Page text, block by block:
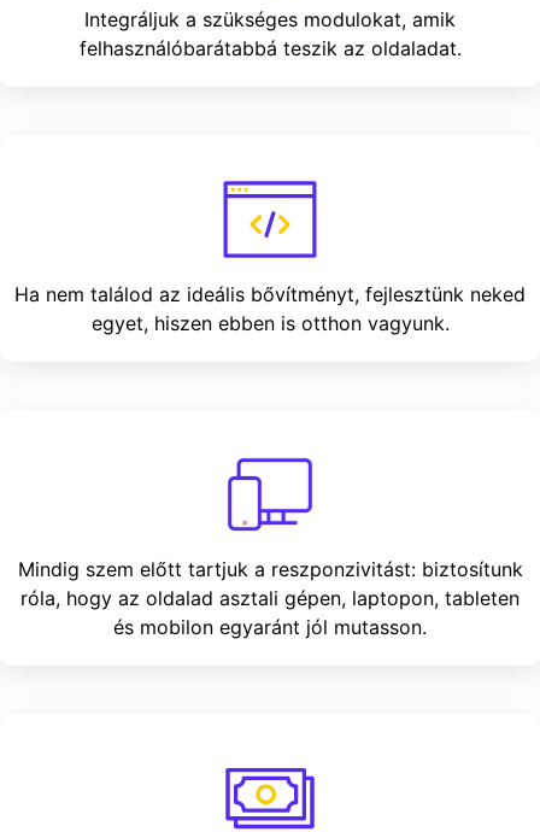
Integráljuk a szükséges modulokat, amik
felhasználóbarátabbá teszik az oldaladat.
Ha nem találod az ideális bővítményt, fejlesztünk neked
egyet, hiszen ebben is otthon vagyunk.
Mindig szem előtt tartjuk a reszponzivitást: biztosítunk
róla, hogy az oldalad asztali gépen, laptopon, tableten
és mobilon egyaránt jól mutasson.